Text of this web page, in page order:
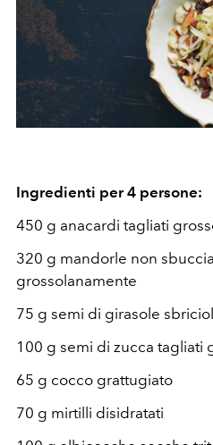
Ingredienti per 4 persone:
450 g anacardi tagliati
320 g mandorle non
grossolanamente
75 g semi di girasole
100 g semi di zucca tagliati
65 g cocco grattugiato
70 g mirtilli disidratati